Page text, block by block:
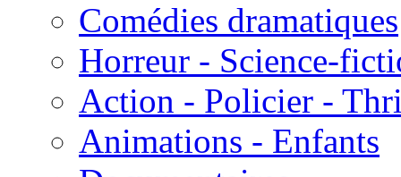
Comédies dramatiques
Horreur - Science-
Action - Policier -
Animations - Enfants